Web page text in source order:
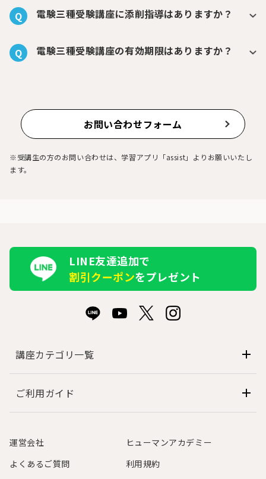
Q 電験三種受験講座に添削指導はありますか？
Q 電験三種受験講座の有効期限はありますか？
お問い合わせフォーム
※受講生の方のお問い合わせは、学習アプリ「assist」よりお願いいたし
ます。
LINE友達追加で
割引クーポンをプレゼント
講座カテゴリ一覧
ご利用ガイド
運営会社
ヒューマンアカデミー
よくあるご質問
利用規約